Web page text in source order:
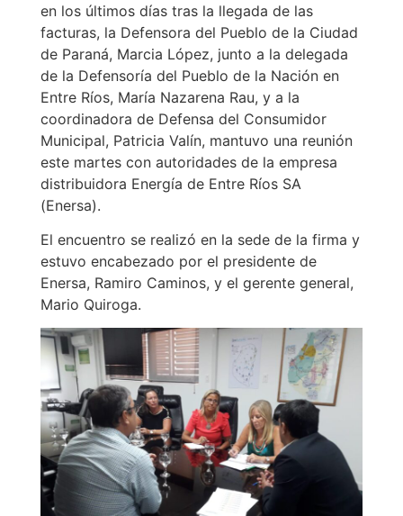
en los últimos días tras la llegada de las
facturas, la Defensora del Pueblo de la Ciudad
de Paraná, Marcia López, junto a la delegada
de la Defensoría del Pueblo de la Nación en
Entre Ríos, María Nazarena Rau, y a la
coordinadora de Defensa del Consumidor
Municipal, Patricia Valín, mantuvo una reunión
este martes con autoridades de la empresa
distribuidora Energía de Entre Ríos SA
(Enersa).
El encuentro se realizó en la sede de la firma y
estuvo encabezado por el presidente de
Enersa, Ramiro Caminos, y el gerente general,
Mario Quiroga.